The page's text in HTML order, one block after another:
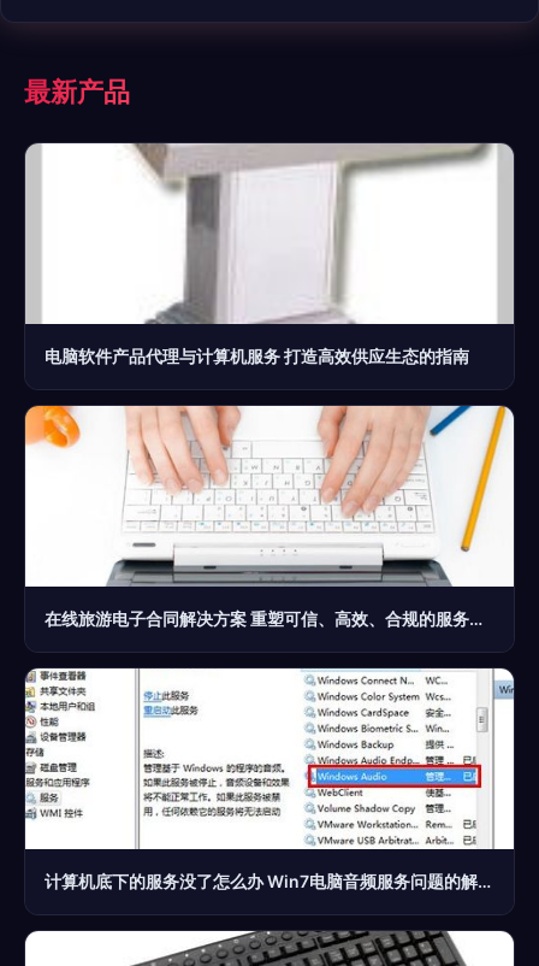
最新产品
电脑软件产品代理与计算机服务 打造高效供应生态的指南
在线旅游电子合同解决方案 重塑可信、高效、合规的服务体系
计算机底下的服务没了怎么办 Win7电脑音频服务问题的解决指南